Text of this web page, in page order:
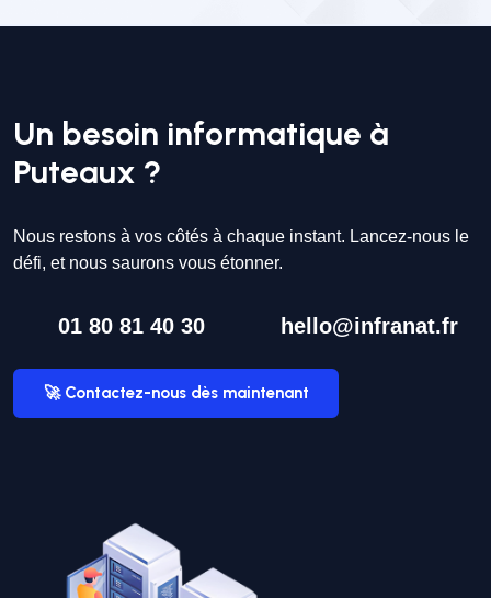
Un besoin informatique à
Puteaux ?
Nous restons à vos côtés à chaque instant. Lancez-nous le
défi, et nous saurons vous étonner.
01 80 81 40 30 hello@infranat.fr
🚀 Contactez-nous dès maintenant